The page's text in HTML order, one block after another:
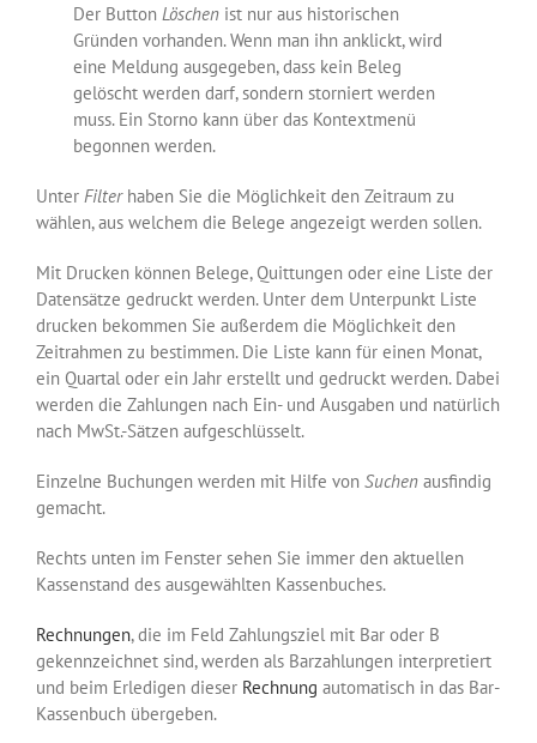
Der ButtonLöschen ist nur aus historischen
Gründen vorhanden. Wenn man ihn anklickt, wird
eine Meldung ausgegeben, dass kein Beleg
gelöscht werden darf, sondern storniert werden
muss. Ein Storno kann über das Kontextmenü
begonnen werden.
Unter Filterhaben Sie die Möglichkeit den Zeitraum zu
wählen, aus welchem die Belege angezeigt werden sollen.
Mit Drucken können Belege, Quittungen oder eine Liste der
Datensätze gedruckt werden. Unter dem Unterpunkt Liste
drucken bekommen Sie außerdem die Möglichkeit den
Zeitrahmen zu bestimmen. Die Liste kann für einen Monat,
ein Quartal oder ein Jahr erstellt und gedruckt werden. Dabei
werden die Zahlungen nach Ein- und Ausgaben und natürlich
nach MwSt.-Sätzen aufgeschlüsselt.
Einzelne Buchungen werden mit Hilfe von Suchen ausfindig
gemacht.
Rechts unten im Fenster sehen Sie immer den aktuellen
Kassenstand des ausgewählten Kassenbuches.
Rechnungen, die im Feld Zahlungsziel mit Bar oder B
gekennzeichnet sind, werden als Barzahlungen interpretiert
und beim Erledigen dieser Rechnung automatisch in das Bar-
Kassenbuch übergeben.